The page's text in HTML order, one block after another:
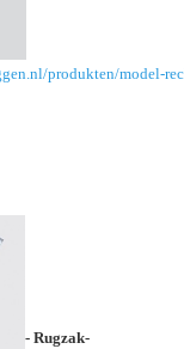
produkten/model-
- Rugzak-